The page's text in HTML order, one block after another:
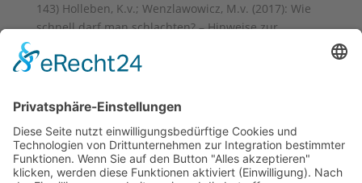
143) Holleben, K.v.; Wenzlawowicz, M.v. (2017): Wie
schnell darf man schlachten? – Hinweise zur
slaughter speed with regard to animal welfare?].
Tieren, Tagung der DVG Fachgruppen „Ethologie und
Tierhaltung“ und „Tierschutz“, München, 30. März
bis 1. April 2017, ISBN 978-3-86345-363-3, 37-48